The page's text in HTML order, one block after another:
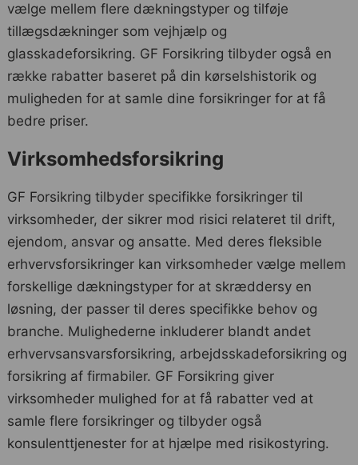
vælge mellem flere dækningstyper og tilføje
tillægsdækninger som vejhjælp og
glasskadeforsikring. GF Forsikring tilbyder også en
række rabatter baseret på din kørselshistorik og
muligheden for at samle dine forsikringer for at få
bedre priser.
Virksomhedsforsikring
GF Forsikring tilbyder specifikke forsikringer til
virksomheder, der sikrer mod risici relateret til drift,
ejendom, ansvar og ansatte. Med deres fleksible
erhvervsforsikringer kan virksomheder vælge mellem
forskellige dækningstyper for at skræddersy en
løsning, der passer til deres specifikke behov og
branche. Mulighederne inkluderer blandt andet
erhvervsansvarsforsikring, arbejdsskadeforsikring og
forsikring af firmabiler. GF Forsikring giver
virksomheder mulighed for at få rabatter ved at
samle flere forsikringer og tilbyder også
konsulenttjenester for at hjælpe med risikostyring.